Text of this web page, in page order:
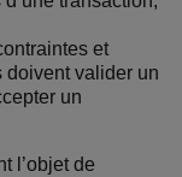
et
doivent valider un
un
l’objet de